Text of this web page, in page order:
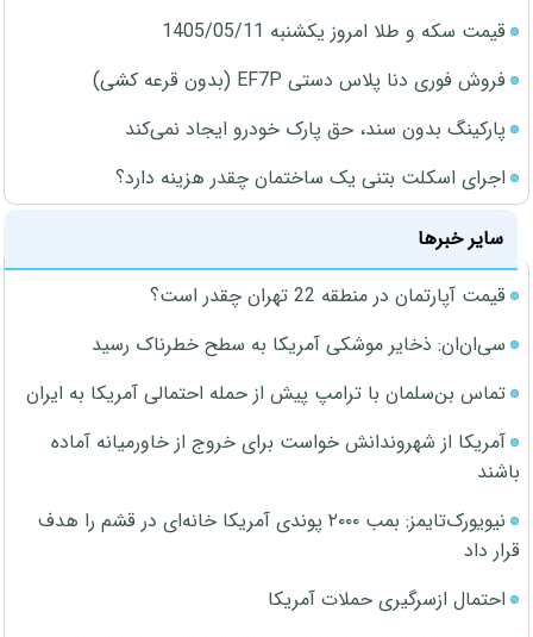
قیمت سکه و طلا امروز یکشنبه 1405/05/11
فروش فوری دنا پلاس دستی EF7P (بدون قرعه کشی)
پارکینگ بدون سند، حق پارک خودرو ایجاد نمی‌کند
اجرای اسکلت بتنی یک ساختمان چقدر هزینه دارد؟
سایر خبرها
قیمت آپارتمان در منطقه 22 تهران چقدر است؟
سی‌ان‌ان: ذخایر موشکی آمریکا به سطح خطرناک رسید
تماس بن‌سلمان با ترامپ پیش از حمله احتمالی آمریکا به ایران
آمریکا از شهروندانش خواست برای خروج از خاورمیانه آماده
باشند
نیویورک‌تایمز: بمب ۲۰۰۰ پوندی آمریکا خانه‌ای در قشم را هدف
قرار داد
احتمال ازسرگیری حملات آمریکا